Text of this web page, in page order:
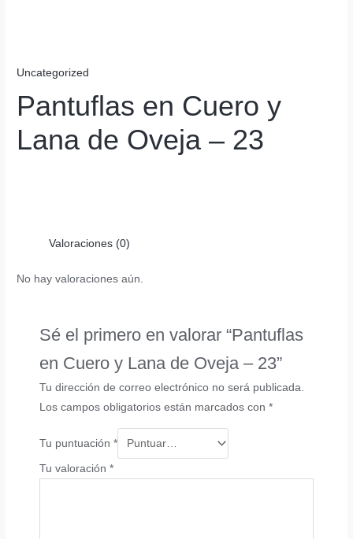
Uncategorized
Pantuflas en Cuero y
Lana de Oveja – 23
Valoraciones (0)
No hay valoraciones aún.
Sé el primero en valorar “Pantuflas
en Cuero y Lana de Oveja – 23”
Tu dirección de correo electrónico no será publicada.
Los campos obligatorios están marcados con*
Tu puntuación*
Tu valoración*